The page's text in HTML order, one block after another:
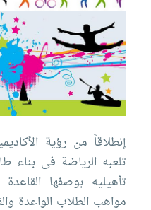
التدريب
والخدمة
المجتمعية
الإستشارات
إنطلاقاً من رؤية
تلعبه الرياضة فى بناء
تأهيليه بوصفها
مواهب الطلاب الواعدة